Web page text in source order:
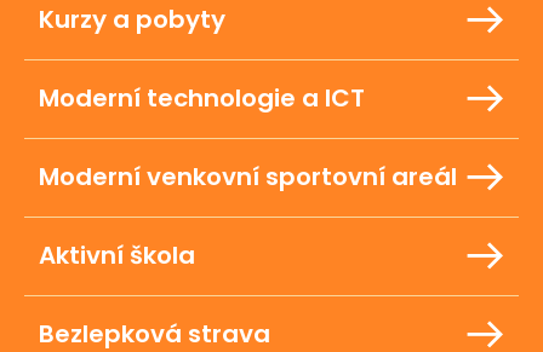
Kurzy a pobyty
Moderní technologie a ICT
Moderní venkovní sportovní areál
Aktivní škola
Bezlepková strava